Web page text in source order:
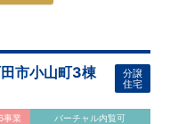
、最良のプランを提供
コストダウンに努めて
当のお付き合いだと考
託せず、東栄住宅グル
て責任をもって対応い
市小山町3棟
分譲
住宅
事業 バーチャル内覧可